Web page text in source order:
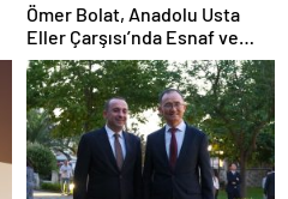
Ömer Bolat, Anadolu Usta
Eller Çarşısı’nda Esnaf ve
Sanatkârlarla Buluştu